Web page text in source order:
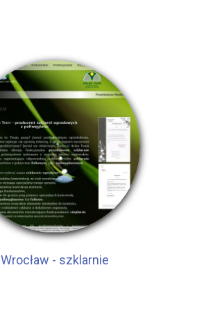
Wrocław - szklarnie